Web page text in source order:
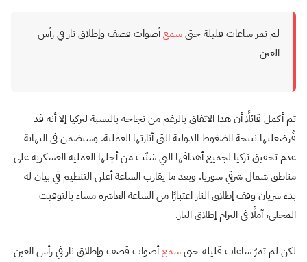
لم تمر ساعات قليلة حتىسمعأصوات قصف وإطلاق نار في رأس
العين
ثم أكمل قائلًا أن هذا الاتفاق بالرغم من نجاحه بالنسبة لتركيا إلا أنه قد
فُرضعليها نتيجة الضغوط الدولية التي أثارتها العملية. وسيضمن في النهاية
عدم تحقيق تركيا لجميع أهدافها التي شنّت من أجلها العملية العسكرية على
مناطق شمال شرقي سوريا. وبعد ما يقارب الساعة أعلن التنظيم في بيان له
بدء سريان وقف إطلاق النار اعتبارًا من الساعة العاشرة مساء بالتوقيت
المحلي، آملًا في التزام إطلاق النار.
لكن لم تمرّ ساعات قليلة حتىسمعأصوات قصف وإطلاق نار في رأس العين